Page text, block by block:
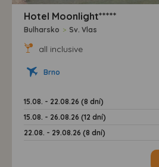
Hotel Moonlight*****
Bulharsko > Sv. Vlas
all inclusive
Brno
15.08. - 22.08.26 (8 dní)
15.08. - 26.08.26 (12 dní)
22.08. - 29.08.26 (8 dní)